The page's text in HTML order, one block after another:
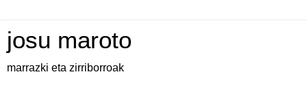
josu maroto
marrazki eta zirriborroak